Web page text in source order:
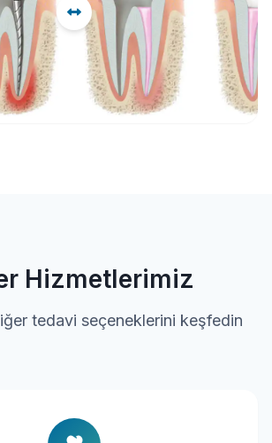
Hizmetlerimiz
tedavi seçeneklerini keşfedin